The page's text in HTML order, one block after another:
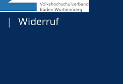
Widerruf